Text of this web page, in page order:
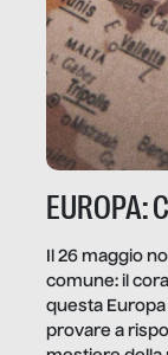
EUROPA:
Il 26 maggio
comune: il
questa Europa
provare a